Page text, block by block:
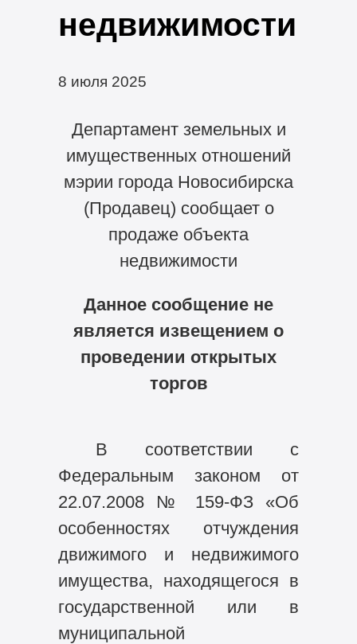
недвижимости
8 июля 2025
Департамент земельных и
имущественных отношений
мэрии города Новосибирска
(Продавец) сообщает о
продаже объекта
недвижимости
Данное сообщение не
является извещением о
проведении открытых
торгов
В соответствии с
Федеральным законом от
22.07.2008 № 159-ФЗ «Об
особенностях отчуждения
движимого и недвижимого
имущества, находящегося в
государственной или в
муниципальной